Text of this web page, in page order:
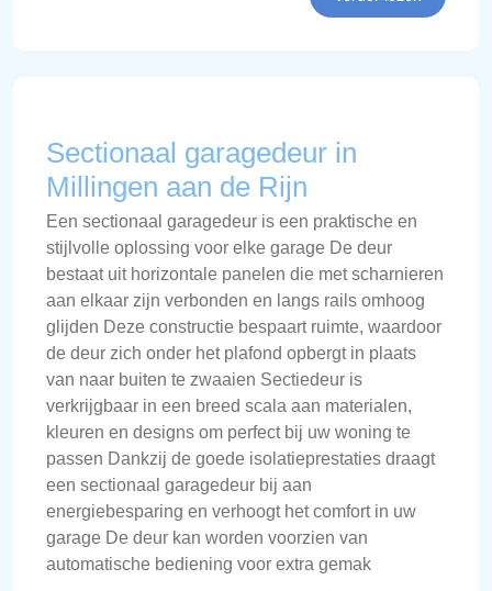
Sectionaal garagedeur in
Millingen aan de Rijn
Een sectionaal garagedeur is een praktische en
stijlvolle oplossing voor elke garage De deur
bestaat uit horizontale panelen die met scharnieren
aan elkaar zijn verbonden en langs rails omhoog
glijden Deze constructie bespaart ruimte, waardoor
de deur zich onder het plafond opbergt in plaats
van naar buiten te zwaaien Sectiedeur is
verkrijgbaar in een breed scala aan materialen,
kleuren en designs om perfect bij uw woning te
passen Dankzij de goede isolatieprestaties draagt
een sectionaal garagedeur bij aan
energiebesparing en verhoogt het comfort in uw
garage De deur kan worden voorzien van
automatische bediening voor extra gemak